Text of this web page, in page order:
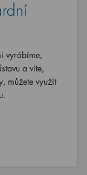
vyrábíme,
a víte,
můžete využít